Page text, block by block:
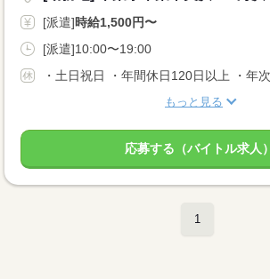
[派遣]時給1,500円〜
[派遣]10:00〜19:00
もっと見る
応募する（バイトル求人）
1